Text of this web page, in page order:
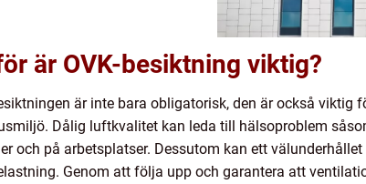
är OVK-besiktning viktig?
är inte bara obligatorisk, den är också
Dålig luftkvalitet kan leda till hälsoproblem
och på arbetsplatser. Dessutom kan ett
Genom att följa upp och garantera att